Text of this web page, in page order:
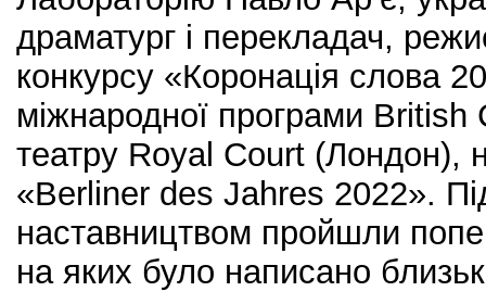
драматург і перекладач,
конкурсу «Коронація слова
міжнародної програми British
театру Royal Court (Лондон),
«Berliner des Jahres 2022».
наставництвом пройшли
на яких було написано